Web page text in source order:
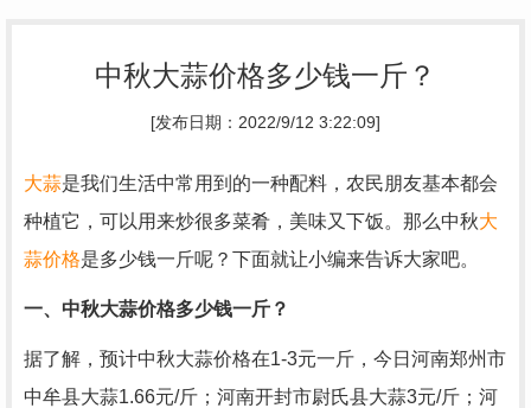
中秋大蒜价格多少钱一斤？
[发布日期：2022/9/12 3:22:09]
大蒜是我们生活中常用到的一种配料，农民朋友基本都会
种植它，可以用来炒很多菜肴，美味又下饭。那么中秋大
蒜价格是多少钱一斤呢？下面就让小编来告诉大家吧。
一、中秋大蒜价格多少钱一斤？
据了解，预计中秋大蒜价格在1-3元一斤，今日河南郑州市
中牟县大蒜1.66元/斤；河南开封市尉氏县大蒜3元/斤；河